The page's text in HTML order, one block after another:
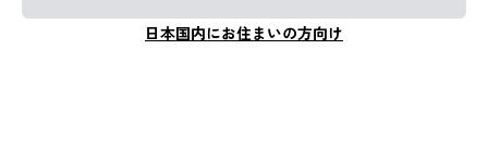
日本国内にお住まいの方向け